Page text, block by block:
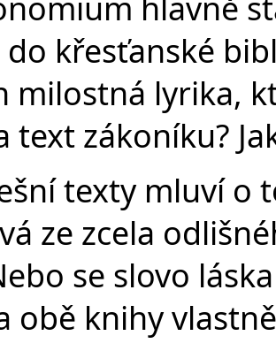
křesťanské
milostná lyrika,
text zákoníku?
texty mluví o
ze zcela
se slovo
obě knihy